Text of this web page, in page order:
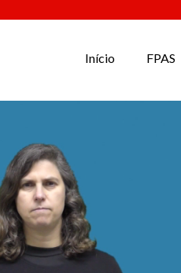
Início FPAS